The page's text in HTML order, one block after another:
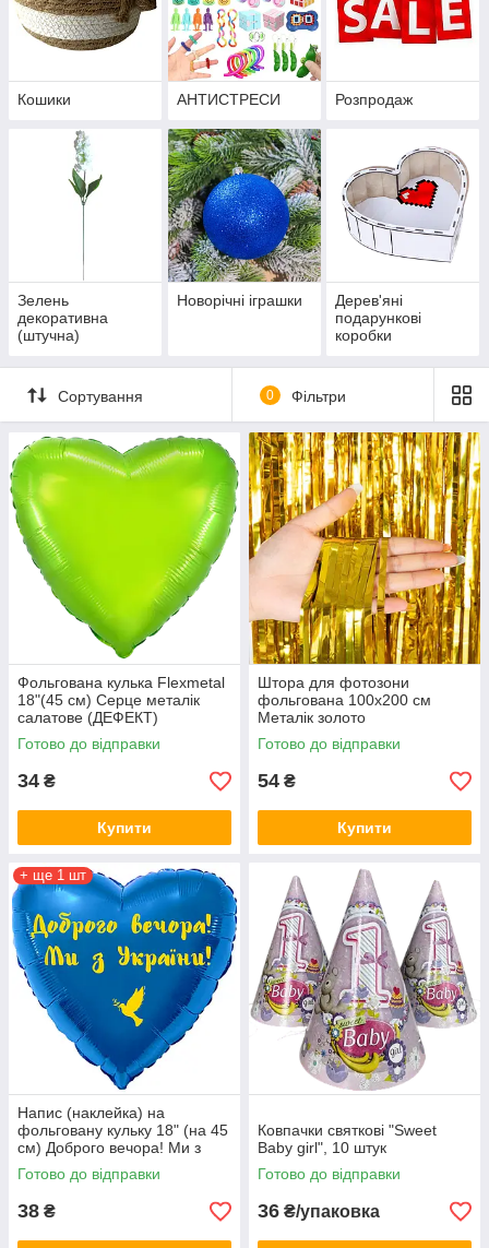
Кошики АНТИСТРЕСИ Розпродаж
Зелень
декоративна
(штучна)
Новорічні іграшки
Дерев'яні
подарункові
коробки
Сортування 0 Фільтри
Фольгована кулька Flexmetal
18"(45 см) Серце металік
салатове (ДЕФЕКТ)
Готово до відправки
34 ₴
Купити
Штора для фотозони
фольгована 100х200 см
Металік золото
Готово до відправки
54 ₴
Купити
+ ще 1 шт
Напис (наклейка) на
фольговану кульку 18" (на 45
см) Доброго вечора! Ми з
України! (будь-який колір)
Готово до відправки
38 ₴
Ковпачки святкові "Sweet
Baby girl", 10 штук
Готово до відправки
36 ₴/упаковка